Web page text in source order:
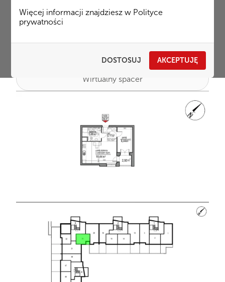
Więcej informacji znajdziesz w Polityce
prywatności
DOSTOSUJ AKCEPTUJĘ
Rzut 3D
Wirtualny spacer